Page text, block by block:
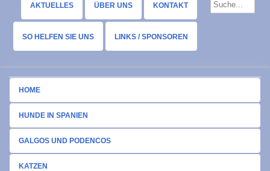
AKTUELLES ÜBER UNS KONTAKT
SO HELFEN SIE UNS LINKS / SPONSOREN
HOME
HUNDE IN SPANIEN
GALGOS UND PODENCOS
KATZEN